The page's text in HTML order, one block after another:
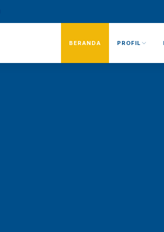
BERANDA PROFIL